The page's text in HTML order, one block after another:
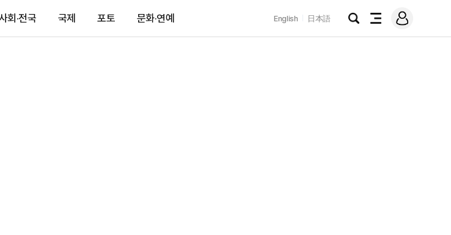
회·전국 국제 포토 문화·연예 English 日本語
검
전
메
그